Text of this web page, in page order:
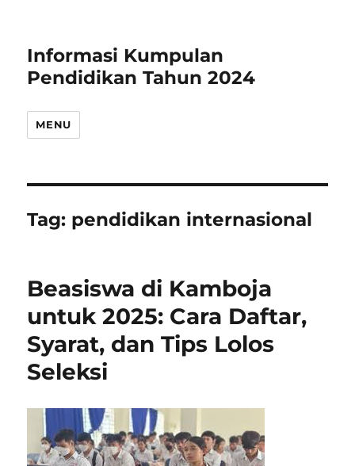
Informasi Kumpulan
Pendidikan Tahun 2024
MENU
Tag: pendidikan internasional
Beasiswa di Kamboja
untuk 2025: Cara Daftar,
Syarat, dan Tips Lolos
Seleksi